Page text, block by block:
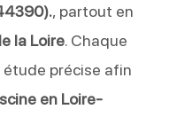
, partout en
la Loire. Chaque
étude précise afin
en Loire-